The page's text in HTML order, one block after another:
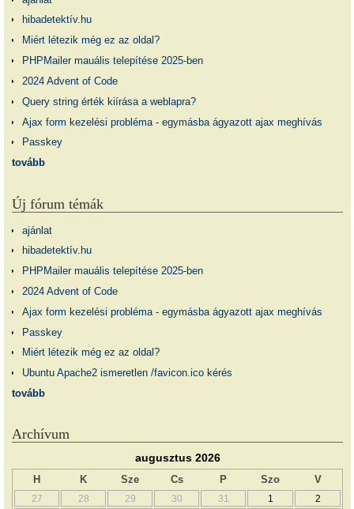
hibadetektív.hu
Miért létezik még ez az oldal?
PHPMailer mauális telepítése 2025-ben
2024 Advent of Code
Query string érték kiírása a weblapra?
Ajax form kezelési probléma - egymásba ágyazott ajax meghívás
Passkey
tovább
Új fórum témák
ajánlat
hibadetektív.hu
PHPMailer mauális telepítése 2025-ben
2024 Advent of Code
Ajax form kezelési probléma - egymásba ágyazott ajax meghívás
Passkey
Miért létezik még ez az oldal?
Ubuntu Apache2 ismeretlen /favicon.ico kérés
tovább
Archívum
augusztus 2026
H K Sze Cs P Szo V
27 28 29 30 31 1 2